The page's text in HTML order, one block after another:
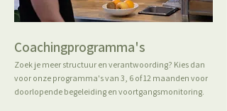
Coachingprogramma's
Zoek je meer structuur en verantwoording? Kies dan
voor onze programma's van 3, 6 of 12 maanden voor
doorlopende begeleiding en voortgangsmonitoring.